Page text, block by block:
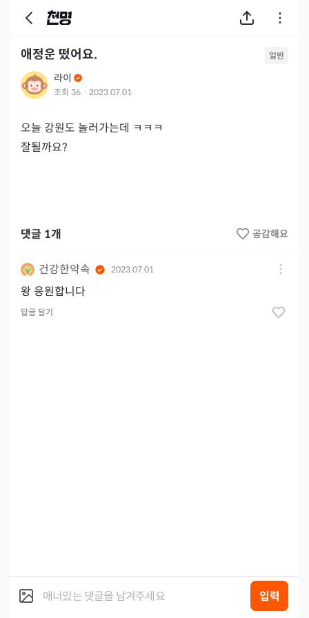
애정운 떴어요. 일반
라이
조회 36 · 2023.07.01
오늘 강원도 놀러가는데 ㅋㅋㅋ
잘될까요?
댓글 1개 공감해요
건강한약속 2023.07.01
왕 응원합니다
답글 달기
입력